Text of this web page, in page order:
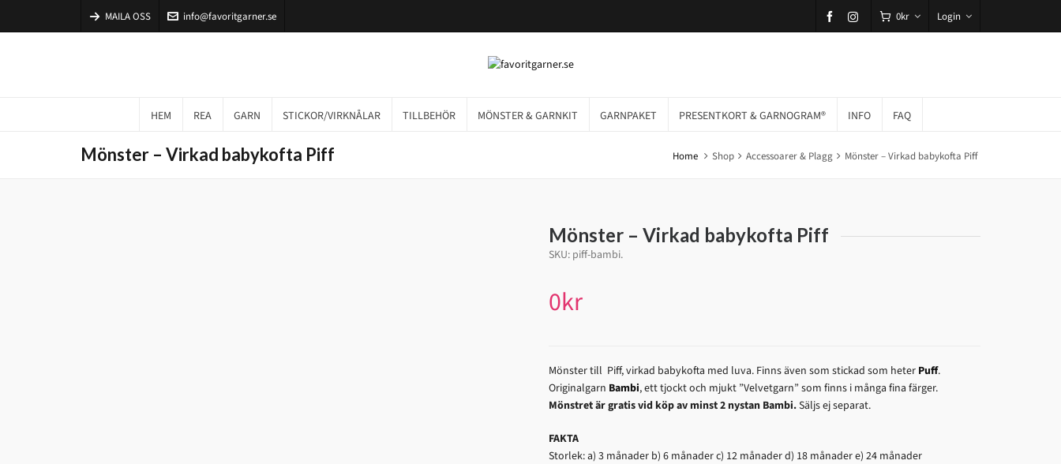
MAILA OSS info@favoritgarner.se 0kr Login
HEM REA GARN STICKOR/VIRKNÅLAR TILLBEHÖR MÖNSTER & GARNKIT GARNPAKET PRESENTKORT & GARNOGRAM® INFO FAQ
Mönster – Virkad babykofta Piff Home Shop Accessoarer & Plagg Mönster – Virkad babykofta Piff
Mönster – Virkad babykofta Piff
SKU: piff-bambi.
0kr
Mönster till Piff, virkad babykofta med luva. Finns även som stickad som heter Puff.
Originalgarn Bambi, ett tjockt och mjukt ”Velvetgarn” som finns i många fina färger.
Mönstret är gratis vid köp av minst 2 nystan Bambi.Säljs ej separat.
FAKTA
Storlek: a) 3 månader b) 6 månader c) 12 månader d) 18 månader e) 24 månader